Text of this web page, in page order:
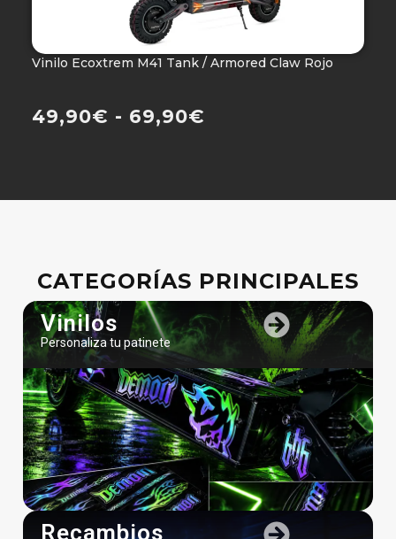
Vinilo Ecoxtrem M41 Tank / Armored Claw Rojo
49,90€ - 69,90€
CATEGORÍAS PRINCIPALES
Vinilos
Personaliza tu patinete
Recambios